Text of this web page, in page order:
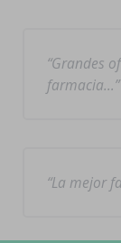
Grandes
farmacia…
La mejor